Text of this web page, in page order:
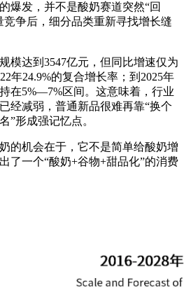
爆发，并不是酸奶赛道突然“回
争后，细分品类重新寻找增长缝
模达到3547亿元，但同比增速仅为
年24.9%的复合增长率；到2025年
在5%—7%区间。这意味着，行业
经减弱，普通新品很难再靠“换个
”形成强记忆点。
的机会在于，它不是简单给酸奶增
了一个“酸奶+谷物+甜品化”的消费